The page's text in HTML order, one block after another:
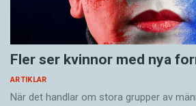
Fler ser kvinnor med nya
ARTIKLAR
När det handlar om stora grupper av